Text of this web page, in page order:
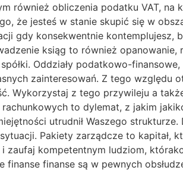
również obliczenia podatku VAT, na
że jesteś w stanie skupić się w
gdy konsekwentnie kontemplujesz,
ksiąg to również opanowanie,
Oddziały podatkowo-finansowe,
zainteresowań. Z tego względu
Wykorzystaj z tego przywileju a
to dylemat, z jakim
utrudnił Waszego
Pakiety zarządcze to kapitał,
kompetentnym ludziom,
finanse są w pewnych